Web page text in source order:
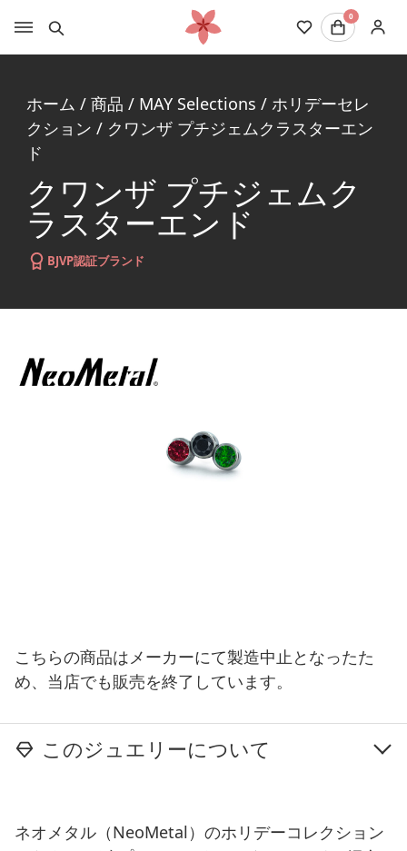
0
ホーム / 商品 / MAY Selections / ホリデーセレ
クション / クワンザ プチジェムクラスターエン
ド
クワンザ プチジェムク
ラスターエンド
BJVP認証ブランド
こちらの商品はメーカーにて製造中止となったた
め、当店でも販売を終了しています。
このジュエリーについて
ネオメタル（NeoMetal）のホリデーコレクション